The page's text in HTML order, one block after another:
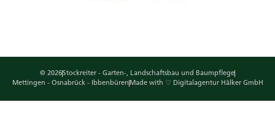
© 2026Stockreiter - Garten-, Landschaftsbau und Baumpflege
Mettingen - Osnabrück - Ibbenbüren Made with ♡ Digitalagentur Hälker GmbH